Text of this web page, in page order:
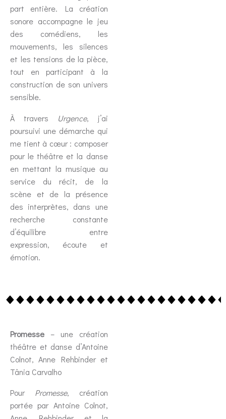
part entière. La création
sonore accompagne le jeu
des comédiens, les
mouvements, les silences
et les tensions de la pièce,
tout en participant à la
construction de son univers
sensible.
À travers
Urgence, j’ai
poursuivi une démarche qui
me tient à cœur : composer
pour le théâtre et la danse
en mettant la musique au
service du récit, de la
scène et de la présence
des interprètes, dans une
recherche constante
d’équilibre entre
expression, écoute et
émotion.
Promesse – une création
théâtre et danse d’Antoine
Colnot, Anne Rehbinder et
Tânia Carvalho
Pour Promesse, création
portée par Antoine Colnot,